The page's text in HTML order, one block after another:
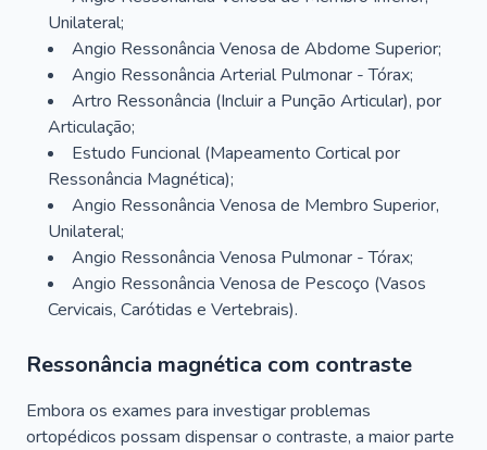
Unilateral;
Angio Ressonância Venosa de Abdome Superior;
Angio Ressonância Arterial Pulmonar - Tórax;
Artro Ressonância (Incluir a Punção Articular), por
Articulação;
Estudo Funcional (Mapeamento Cortical por
Ressonância Magnética);
Angio Ressonância Venosa de Membro Superior,
Unilateral;
Angio Ressonância Venosa Pulmonar - Tórax;
Angio Ressonância Venosa de Pescoço (Vasos
Cervicais, Carótidas e Vertebrais).
Ressonância magnética com contraste
Embora os exames para investigar problemas
ortopédicos possam dispensar o contraste, a maior parte